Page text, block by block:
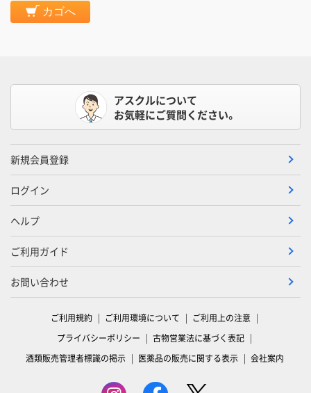
カゴへ
アスクルについて
お気軽にご質問ください。
新規会員登録
ログイン
ヘルプ
ご利用ガイド
お問い合わせ
ご利用規約 ご利用環境について
ご利用上の注意
プライバシーポリシー
古物営業法に基づく表記
酒類販売管理者標識の掲示
医薬品の販売に関する表示 会社案内